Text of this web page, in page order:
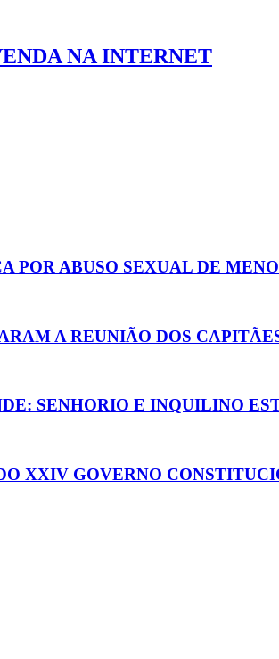
NA INTERNET
POR ABUSO SEXUAL DE
A REUNIÃO DOS
SENHORIO E INQUILINO
XXIV GOVERNO